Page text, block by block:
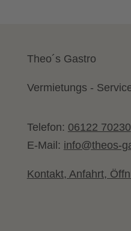
Theo´s Gastro
Vermietungs -
Telefon: 06122 70230
E-Mail: info@theos-
Kontakt, Anfahrt,